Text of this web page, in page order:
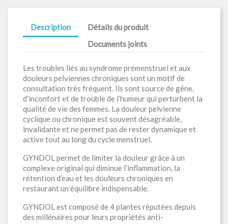
Description
Détails du produit
Documents joints
Les troubles liés au syndrome prémenstruel et aux
douleurs pelviennes chroniques sont un motif de
consultation très fréquent. Ils sont source de gêne,
d’inconfort et de trouble de l’humeur qui perturbent la
qualité de vie des femmes. La douleur pelvienne
cyclique ou chronique est souvent désagréable,
invalidante et ne permet pas de rester dynamique et
active tout au long du cycle menstruel.
GYNDOL permet de limiter la douleur grâce à un
complexe original qui diminue l’inflammation, la
rétention d’eau et les douleurs chroniques en
restaurant un équilibre indispensable.
GYNDOL est composé de 4 plantes réputées depuis
des millénaires pour leurs propriétés anti-